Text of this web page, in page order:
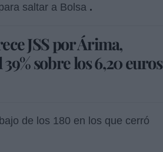
saltar a Bolsa .
JSS por Árima,
%sobre los 6,20 euros
de los 180 en los que cerró